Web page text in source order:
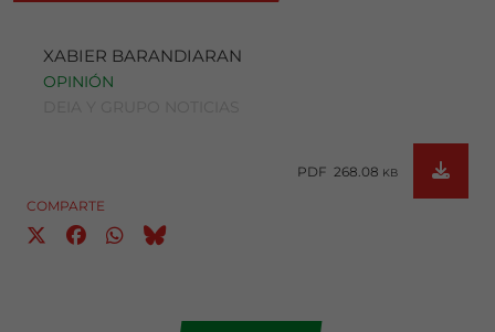
XABIER BARANDIARAN
OPINIÓN
PDF 268.08 KB
COMPARTE